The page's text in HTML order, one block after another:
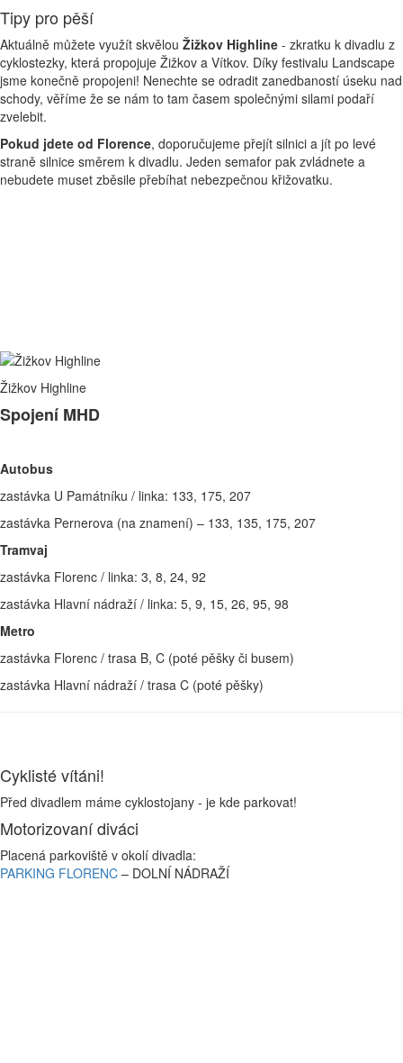
Tipy pro pěší
Aktuálně můžete využít skvělou Žižkov Highline - zkratku k divadlu z
cyklostezky, která propojuje Žižkov a Vítkov. Díky festivalu Landscape
jsme konečně propojeni! Nenechte se odradit zanedbaností úseku nad
schody, věříme že se nám to tam časem společnými silami podaří
zvelebit.
Pokud jdete od Florence, doporučujeme přejít silnici a jít po levé
straně silnice směrem k divadlu. Jeden semafor pak zvládnete a
nebudete muset zběsile přebíhat nebezpečnou křižovatku.
Žižkov Highline
Spojení MHD
Autobus
zastávka U Památníku / linka: 133, 175, 207
zastávka Pernerova (na znamení) – 133, 135, 175, 207
Tramvaj
zastávka Florenc / linka: 3, 8, 24, 92
zastávka Hlavní nádraží / linka: 5, 9, 15, 26, 95, 98
Metro
zastávka Florenc / trasa B, C (poté pěšky či busem)
zastávka Hlavní nádraží / trasa C (poté pěšky)
Cyklisté vítáni!
Před divadlem máme cyklostojany - je kde parkovat!
Motorizovaní diváci
Placená parkoviště v okolí divadla:
PARKING FLORENC – DOLNÍ NÁDRAŽÍ